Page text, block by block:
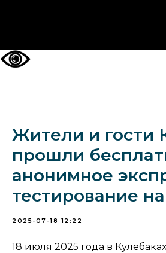
Жители и гости
прошли
анонимное
тестирование
2025-07-18 12:22
18 июля 2025 года в